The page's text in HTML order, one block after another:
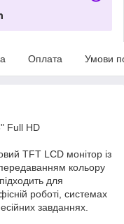
Оплата Умови
Full HD
TFT LCD монітор із
кольору
для
роботі, системах
завданнях.